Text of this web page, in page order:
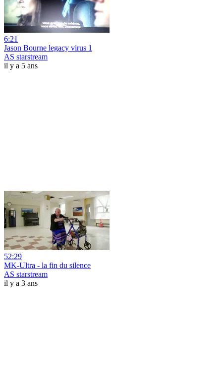
6:21
Jason Bourne legacy virus 1
AS starstream
il y a 5 ans
52:29
MK-Ultra - la fin du silence
AS starstream
il y a 3 ans